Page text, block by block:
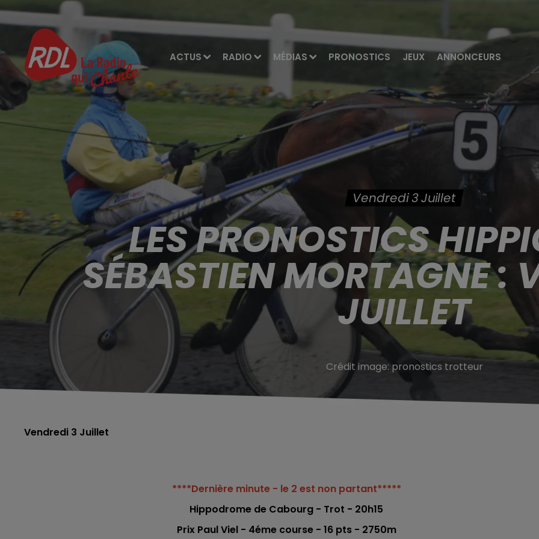
ACTUS RADIO MÉDIAS PRONOSTICS JEUX ANNONCEURS
Vendredi 3 Juillet
LES PRONOSTICS
SÉBASTIEN MORTAGNE :
JUILLET
Crédit image: pronostics trotteur
Vendredi 3 Juillet
****Dernière minute - le 2 est non partant*****
Hippodrome de Cabourg - Trot - 20h15
Prix Paul Viel - 4éme course - 16 pts - 2750m